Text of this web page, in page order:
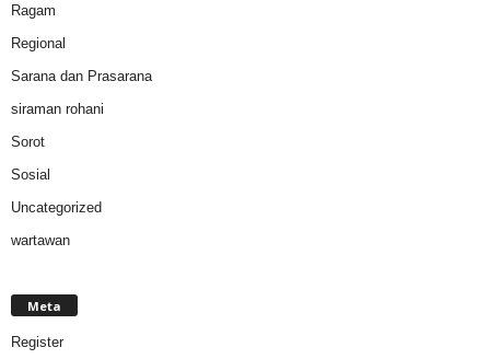
Ragam
Regional
Sarana dan Prasarana
siraman rohani
Sorot
Sosial
Uncategorized
wartawan
Meta
Register